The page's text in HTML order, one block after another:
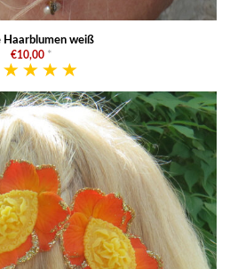
Haarblumen weiß
€10,00 *